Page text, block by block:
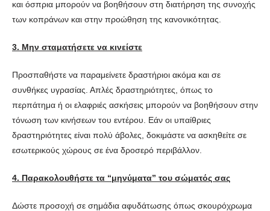
και όσπρια μπορούν να βοηθήσουν στη διατήρηση της συνοχής
των κοπράνων και στην προώθηση της κανονικότητας.
3. Μην σταματήσετε να κινείστε
Προσπαθήστε να παραμείνετε δραστήριοι ακόμα και σε
συνθήκες υγρασίας. Απλές δραστηριότητες, όπως το
περπάτημα ή οι ελαφριές ασκήσεις μπορούν να βοηθήσουν στην
τόνωση των κινήσεων του εντέρου. Εάν οι υπαίθριες
δραστηριότητες είναι πολύ άβολες, δοκιμάστε να ασκηθείτε σε
εσωτερικούς χώρους σε ένα δροσερό περιβάλλον.
4. Παρακολουθήστε τα “μηνύματα” του σώματός σας
Δώστε προσοχή σε σημάδια αφυδάτωσης όπως σκουρόχρωμα